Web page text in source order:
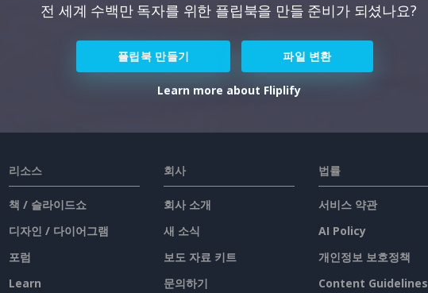
전 세계 수백만 독자를 위한 플립북을 만들 준비가 되셨나요?
플립북 만들기 파일 변환
Learn more about Fliplify
리소스
책 / 슬라이드쇼
디자인 / 다이어그램
포럼
Learn
회사
회사 소개
새 소식
보도 자료 키트
문의하기
법률
서비스 약관
AI Policy
개인정보 보호정책
Content Guidelines